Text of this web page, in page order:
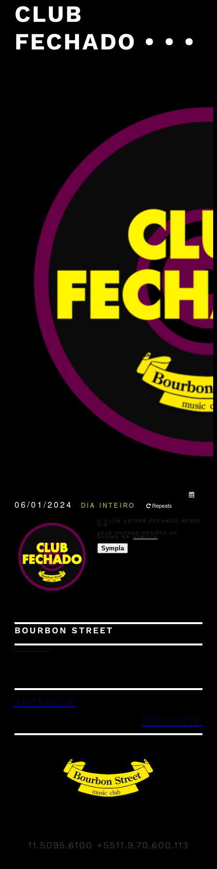
CLUB
FECHADO • • •
06/01/2024 DIA INTEIRO Repeats
O CLUB ESTARÁ FECHADO NESSE
DIA
VEJA OUTRAS OPÇÕES DE
SHOWS NASYMPLA:
Sympla
BOURBON STREET
27/11/2023
ANTERIOR
SEGUINTE
11.5095.6100 +5511.9.70.600.113